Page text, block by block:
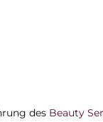
des Beauty